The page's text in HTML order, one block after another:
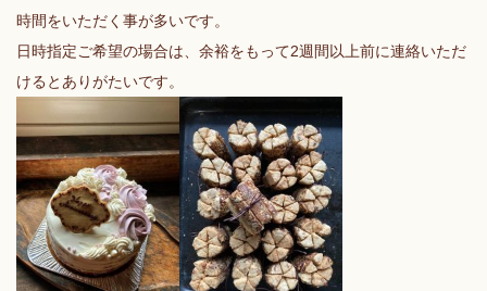
時間をいただく事が多いです。
日時指定ご希望の場合は、余裕をもって2週間以上前に連絡いただ
けるとありがたいです。